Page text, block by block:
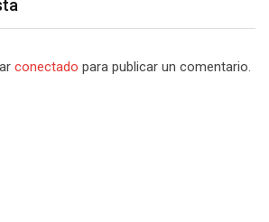
conectado para publicar un comentario.